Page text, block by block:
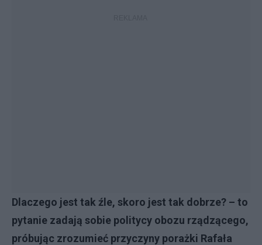
Dlaczego jest tak źle, skoro jest tak dobrze? – to
pytanie zadają sobie politycy obozu rządzącego,
próbując zrozumieć przyczyny porażki Rafała